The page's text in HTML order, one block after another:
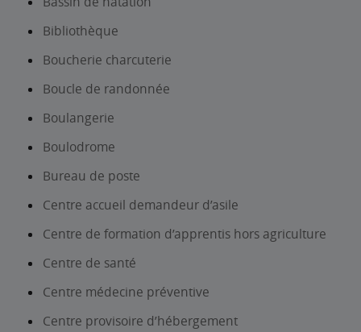
Bibliothèque
Boucherie charcuterie
Boucle de randonnée
Boulangerie
Boulodrome
Bureau de poste
Centre accueil demandeur d’asile
Centre de formation d’apprentis hors agriculture
Centre de santé
Centre médecine préventive
Centre provisoire d’hébergement